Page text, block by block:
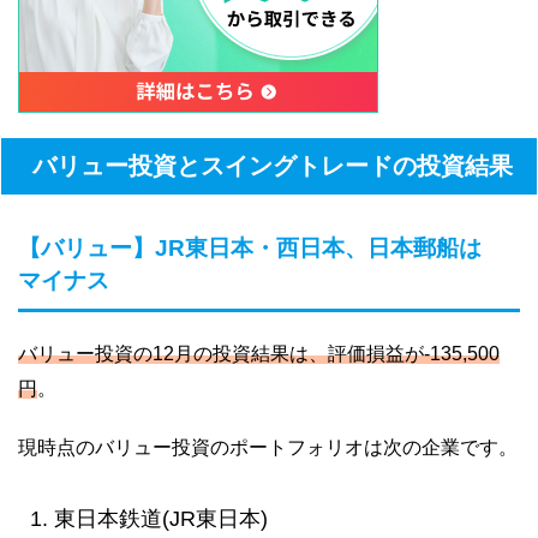
バリュー投資とスイングトレードの投資結果
【バリュー】JR東日本・西日本、日本郵船は
マイナス
バリュー投資の12月の投資結果は、評価損益が-135,500
円。
現時点のバリュー投資のポートフォリオは次の企業です。
東日本鉄道(JR東日本)